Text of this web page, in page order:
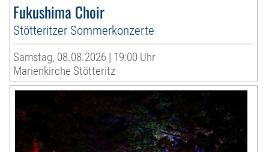
Fukushima Choir
Stötteritzer Sommerkonzerte
Samstag, 08.08.2026 | 19:00 Uhr
Marienkirche Stötteritz